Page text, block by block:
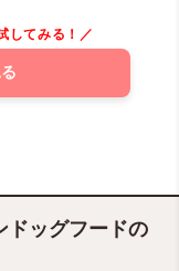
してみる！／
ドッグフードの